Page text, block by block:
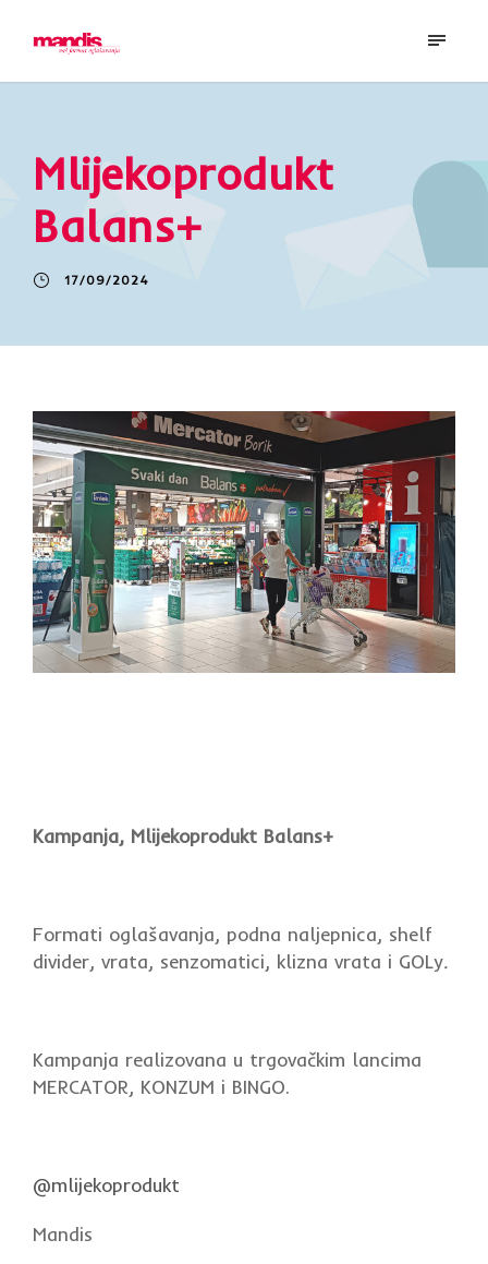
Mlijekoprodukt
Balans+
17/09/2024
Kampanja, Mlijekoprodukt Balans+
Formati oglašavanja, podna naljepnica, shelf
divider, vrata, senzomatici, klizna vrata i GOLy.
Kampanja realizovana u trgovačkim lancima
MERCATOR, KONZUM i BINGO.
@mlijekoprodukt
Mandis